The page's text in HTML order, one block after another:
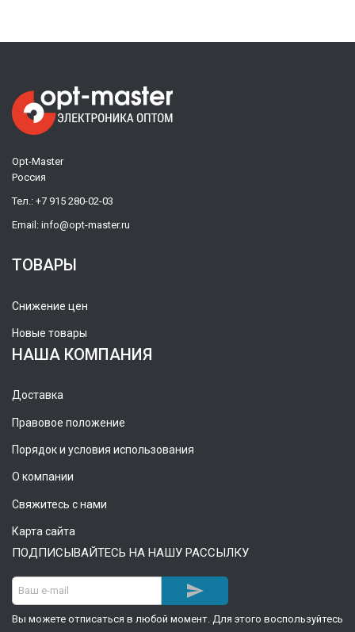
Opt-Master
Россия
Тел.: +7 915 280-02-03
Email: info@opt-master.ru
ТОВАРЫ
Снижение цен
Новые товары
НАША КОМПАНИЯ
Доставка
Правовое положение
Порядок и условия использования
О компании
Свяжитесь с нами
Карта сайта
ПОДПИСЫВАЙТЕСЬ НА НАШУ РАССЫЛКУ

Вы можете отписаться в любой момент. Для этого воспользуйтесь